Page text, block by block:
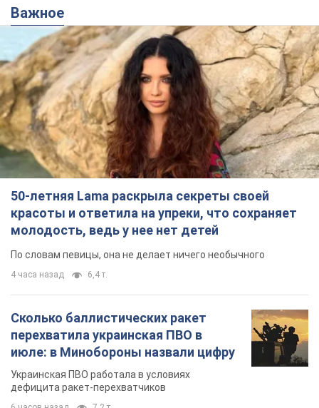
Важное
50-летняя Lama раскрыла секреты своей
красоты и ответила на упреки, что сохраняет
молодость, ведь у нее нет детей
По словам певицы, она не делает ничего необычного
4 часа назад 6,4 т.
Сколько баллистических ракет
перехватила украинская ПВО в
июле: в Минобороны назвали цифру
Украинская ПВО работала в условиях
дефицита ракет-перехватчиков